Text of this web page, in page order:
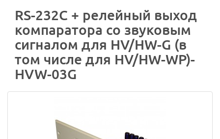
RS-232C + релейный выход
компаратора со звуковым
сигналом для HV/HW-G (в
том числе для HV/HW-WP)-
HVW-03G